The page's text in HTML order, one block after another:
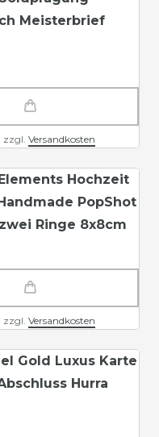
Meisterbrief
zzgl. Versandkosten
Hochzeit
PopShot
Ringe 8x8cm
zzgl. Versandkosten
Gold Luxus Karte
Hurra